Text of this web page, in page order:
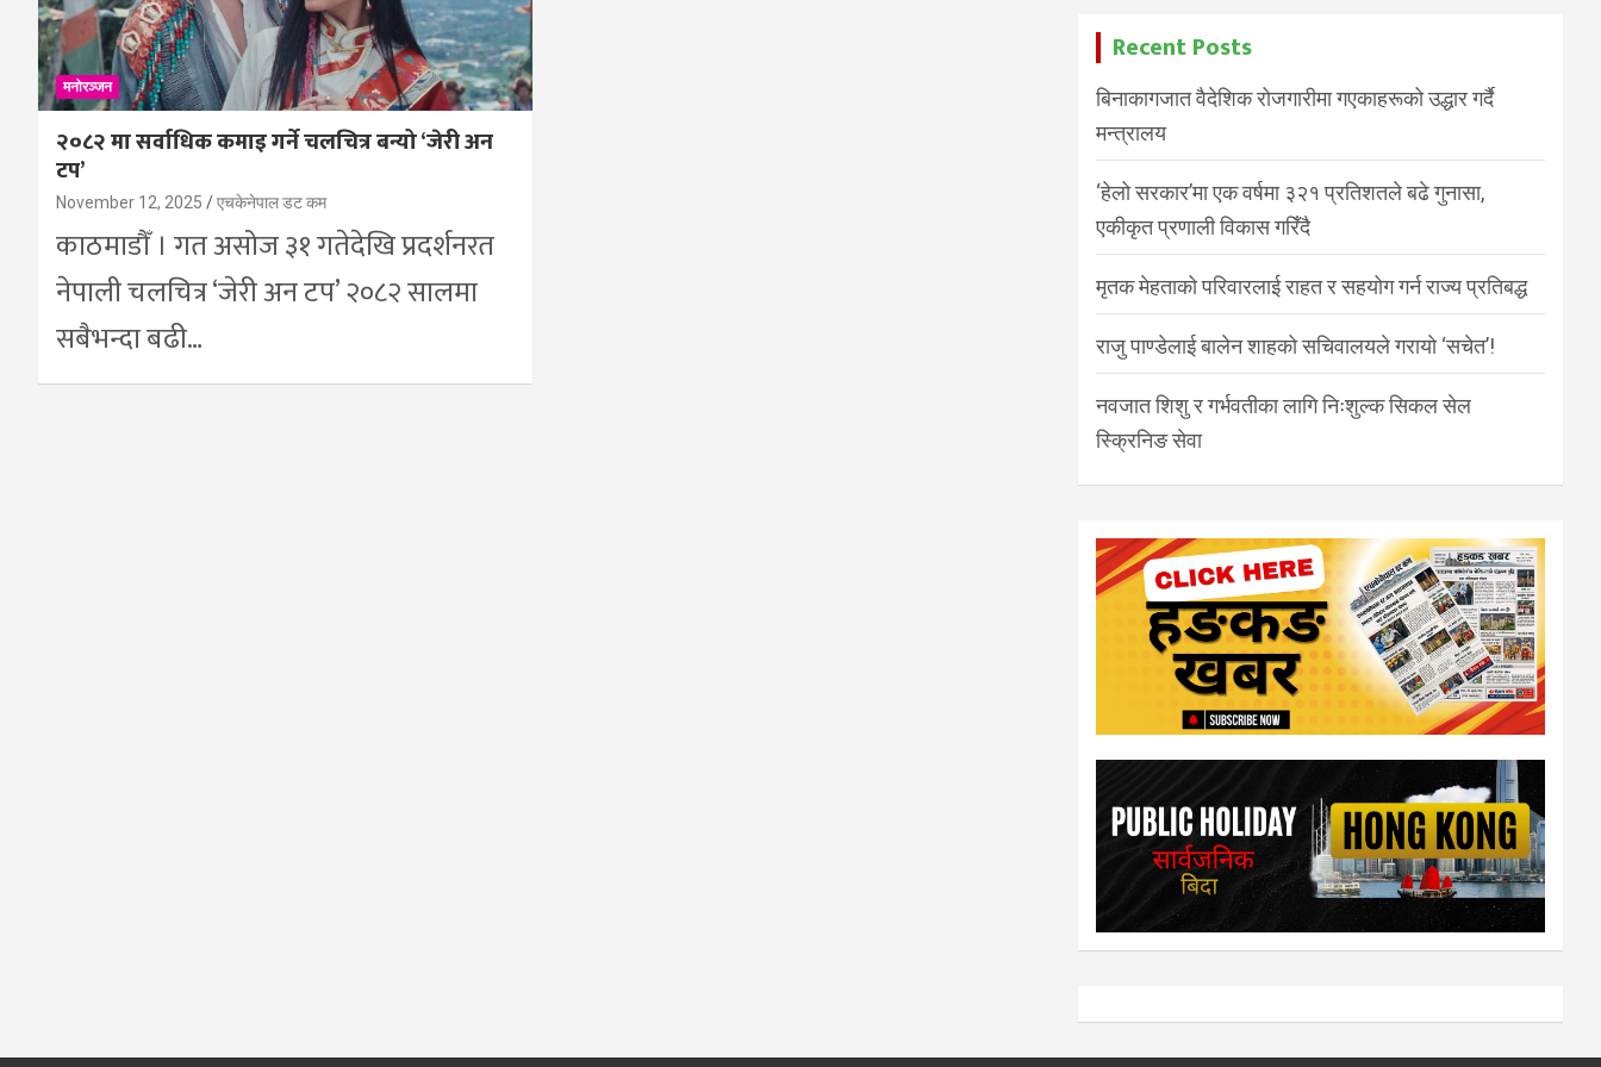
मनोरञ्जन
२०८२ मा सर्वाधिक कमाइ गर्ने चलचित्र बन्यो ‘जेरी अन
टप’
November 12, 2025 एचकेनेपाल डट कम
काठमाडौँ । गत असोज ३१ गतेदेखि प्रदर्शनरत
नेपाली चलचित्र ‘जेरी अन टप’ २०८२ सालमा
सबैभन्दा बढी…
Recent Posts
बिनाकागजात वैदेशिक रोजगारीमा गएकाहरूको उद्धार गर्दै
मन्त्रालय
‘हेलो सरकार’मा एक वर्षमा ३२१ प्रतिशतले बढे गुनासा,
एकीकृत प्रणाली विकास गरिँदै
मृतक मेहताको परिवारलाई राहत र सहयोग गर्न राज्य प्रतिबद्ध
राजु पाण्डेलाई बालेन शाहको सचिवालयले गरायो ‘सचेत’!
नवजात शिशु र गर्भवतीका लागि निःशुल्क सिकल सेल
स्क्रिनिङ सेवा